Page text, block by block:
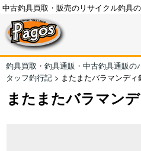
中古釣具買取・販売のリサイクル釣具
釣具買取・釣具通販・中古釣具通販の
タッフ釣行記 > またまたバラマンデ
またまたバラマン